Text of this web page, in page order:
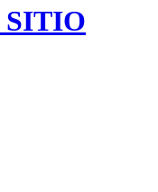
SITIO